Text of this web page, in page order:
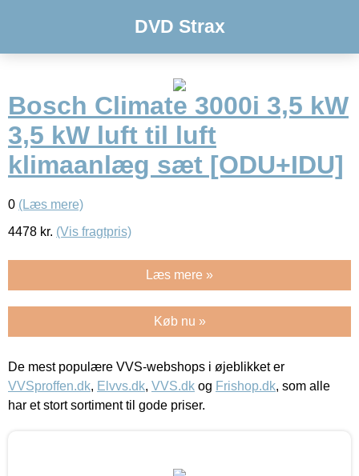
DVD Strax
Bosch Climate 3000i 3,5 kW
3,5 kW luft til luft
klimaanlæg sæt [ODU+IDU]
0 (Læs mere)
4478 kr. (Vis fragtpris)
Læs mere »
Køb nu »
De mest populære VVS-webshops i øjeblikket er
VVSproffen.dk, Elvvs.dk, VVS.dk og Frishop.dk, som alle
har et stort sortiment til gode priser.